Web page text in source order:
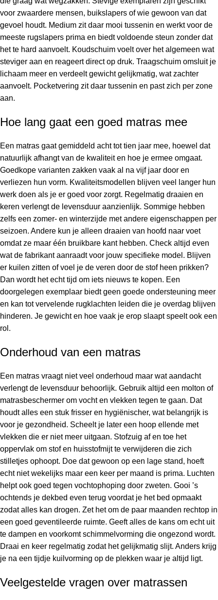
voor zwaardere mensen, buikslapers of wie gewoon van dat
gevoel houdt. Medium zit daar mooi tussenin en werkt voor de
meeste rugslapers prima en biedt voldoende steun zonder dat
het te hard aanvoelt. Koudschuim voelt over het algemeen wat
steviger aan en reageert direct op druk. Traagschuim omsluit je
lichaam meer en verdeelt gewicht gelijkmatig, wat zachter
aanvoelt. Pocketvering zit daar tussenin en past zich per zone
aan.
Hoe lang gaat een goed matras mee
Een matras gaat gemiddeld acht tot tien jaar mee, hoewel dat
natuurlijk afhangt van de kwaliteit en hoe je ermee omgaat.
Goedkope varianten zakken vaak al na vijf jaar door en
verliezen hun vorm. Kwaliteitsmodellen blijven veel langer hun
werk doen als je er goed voor zorgt. Regelmatig draaien en
keren verlengt de levensduur aanzienlijk. Sommige hebben
zelfs een zomer- en winterzijde met andere eigenschappen per
seizoen. Andere kun je alleen draaien van hoofd naar voet
omdat ze maar één bruikbare kant hebben. Check altijd even
wat de fabrikant aanraadt voor jouw specifieke model. Blijven
er kuilen zitten of voel je de veren door de stof heen prikken?
Dan wordt het echt tijd om iets nieuws te kopen. Een
doorgelegen exemplaar biedt geen goede ondersteuning meer
en kan tot vervelende rugklachten leiden die je overdag blijven
hinderen. Je gewicht en hoe vaak je erop slaapt speelt ook een
rol.
Onderhoud van een matras
Een matras vraagt niet veel onderhoud maar wat aandacht
verlengt de levensduur behoorlijk. Gebruik altijd een molton of
matrasbeschermer om vocht en vlekken tegen te gaan. Dat
houdt alles een stuk frisser en hygiënischer, wat belangrijk is
voor je gezondheid. Scheelt je later een hoop ellende met
vlekken die er niet meer uitgaan. Stofzuig af en toe het
oppervlak om stof en huisstofmijt te verwijderen die zich
stilletjes ophoopt. Doe dat gewoon op een lage stand, hoeft
echt niet wekelijks maar een keer per maand is prima. Luchten
helpt ook goed tegen vochtophoping door zweten. Gooi ’s
ochtends je dekbed even terug voordat je het bed opmaakt
zodat alles kan drogen. Zet het om de paar maanden rechtop in
een goed geventileerde ruimte. Geeft alles de kans om echt uit
te dampen en voorkomt schimmelvorming die ongezond wordt.
Draai en keer regelmatig zodat het gelijkmatig slijt. Anders krijg
je na een tijdje kuilvorming op de plekken waar je altijd ligt.
Veelgestelde vragen over matrassen